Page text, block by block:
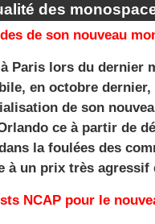
des
de son nouveau
Paris lors du dernier
en octobre
de son
ce à partir de
la foulées des
à un prix très agressif
NCAP pour le